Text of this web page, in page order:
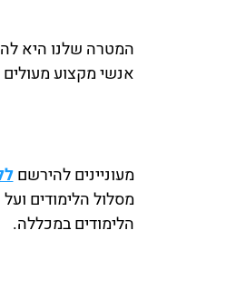
המטרה שלנו היא
אנשי מקצוע
מעוניינים להירשם
מסלול הלימודים
הלימודים במכללה.